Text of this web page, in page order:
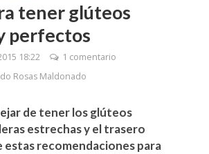
tener glúteos
perfectos
18:22
1 comentario
Rosas Maldonado
de tener los glúteos
estrechas y el trasero
estas recomendaciones para